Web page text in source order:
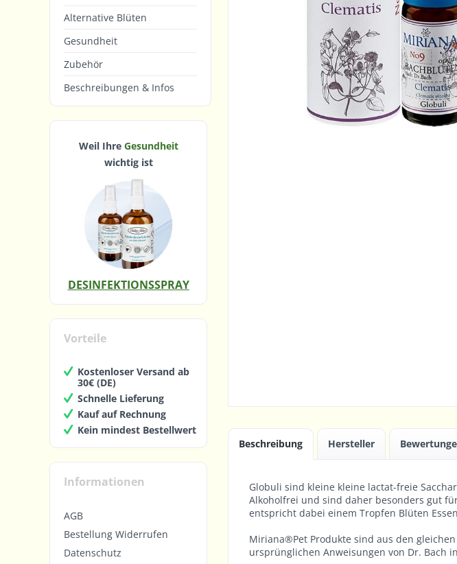
Alternative Blüten
Gesundheit
Zubehör
Beschreibungen & Infos
Weil Ihre Gesundheit
wichtig ist
DESINFEKTIONSSPRAY
Vorteile
Kostenloser Versand ab
30€ (DE)
Schnelle Lieferung
Kauf auf Rechnung
Kein mindest Bestellwert
Informationen
AGB
Bestellung Widerrufen
Datenschutz
Beschreibung Hersteller
Globuli sind kleine kleine lactat-freie
Alkoholfrei und sind daher besonders gut
entspricht dabei einem Tropfen Blüten
Miriana®Pet Produkte sind aus den
ursprünglichen Anweisungen von Dr. Bach